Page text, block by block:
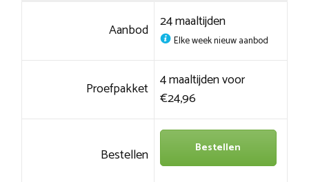
Aanbod 24 maaltijden
Elke week nieuw aanbod
Proefpakket 4 maaltijden voor
€24,96
Bestellen Bestellen